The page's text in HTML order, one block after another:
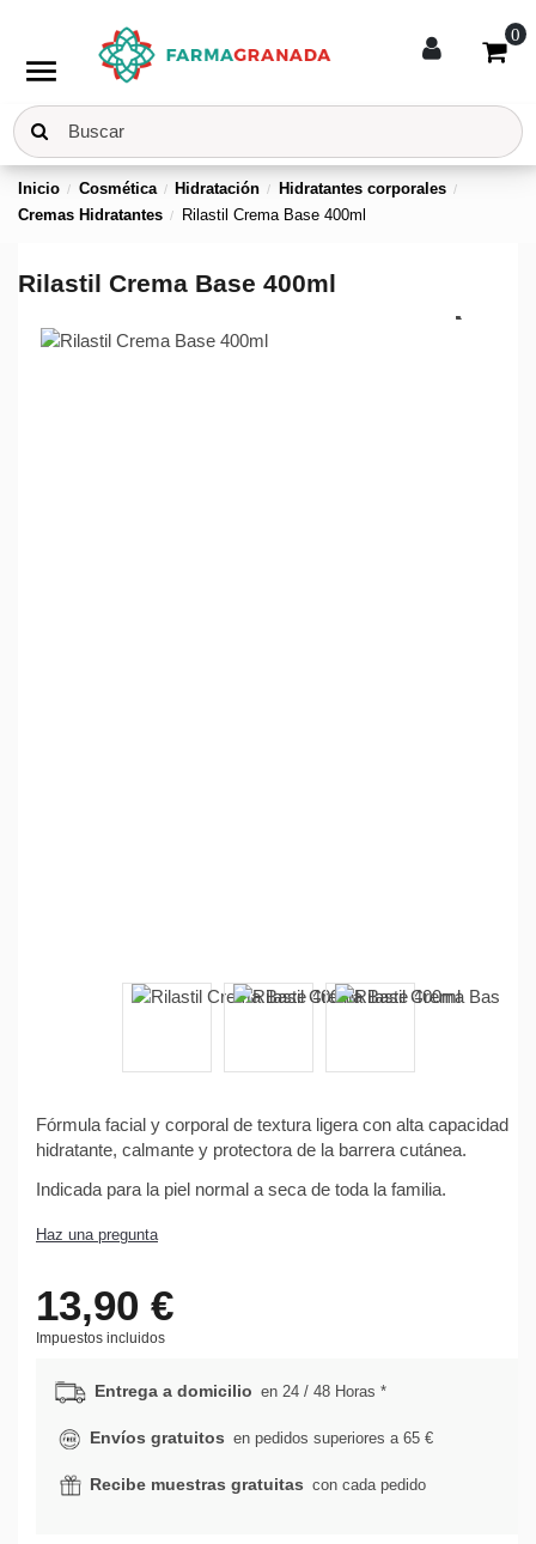
menu
0
Inicio Cosmética Hidratación
Hidratantes corporales
Cremas Hidratantes
Rilastil Crema Base 400ml
Rilastil Crema Base 400ml
Fórmula facial y corporal de textura ligera con alta capacidad
hidratante, calmante y protectora de la barrera cutánea.
Indicada para la piel normal a seca de toda la familia.
Haz una pregunta
13,90 €
Impuestos incluidos
Entrega a domicilio en 24 / 48 Horas *
Envíos gratuitos en pedidos superiores a 65 €
Recibe muestras gratuitas con cada pedido